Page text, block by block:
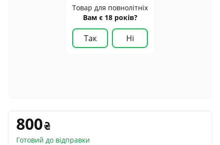
Товар для повнолітніх
Вам є 18 років?
Так Ні
800
Готовий до відправки